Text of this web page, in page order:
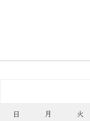
日 月 火